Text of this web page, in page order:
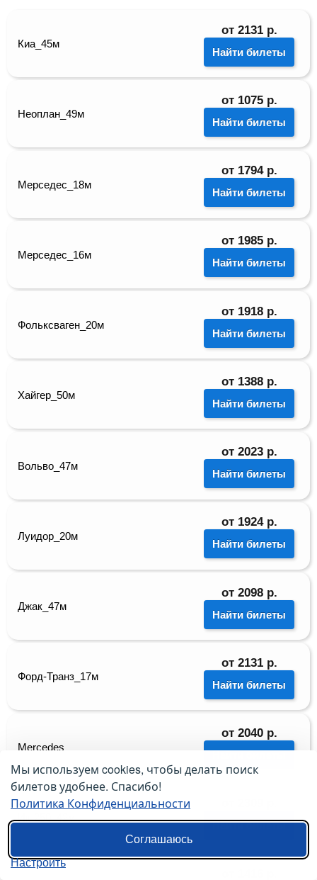
Киа_45м
от 2131 р.
Найти билеты
Неоплан_49м
от 1075 р.
Найти билеты
Мерседес_18м
от 1794 р.
Найти билеты
Мерседес_16м
от 1985 р.
Найти билеты
Фольксваген_20м
от 1918 р.
Найти билеты
Хайгер_50м
от 1388 р.
Найти билеты
Вольво_47м
от 2023 р.
Найти билеты
Луидор_20м
от 1924 р.
Найти билеты
Джак_47м
от 2098 р.
Найти билеты
Форд-Транз_17м
от 2131 р.
Найти билеты
Mercedes
от 2040 р.
Ик-250_42м
Найти билеты
Мы используем cookies, чтобы делать поиск
билетов удобнее. Спасибо!
Политика Конфиденциальности
Соглашаюсь
Настроить